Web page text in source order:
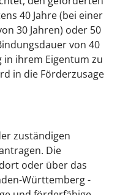
40 Jahre (bei einer
30 Jahren) oder 50
von 40
in ihrem Eigentum zu
in die Förderzusage
zuständigen
Die
oder über das
Württemberg -